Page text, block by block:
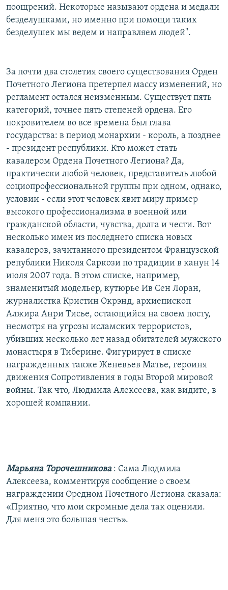
поощрений. Некоторые называют ордена и медали
безделушками, но именно при помощи таких
безделушек мы ведем и направляем людей".
За почти два столетия своего существования Орден
Почетного Легиона претерпел массу изменений, но
регламент остался неизменным. Существует пять
категорий, точнее пять степеней ордена. Его
покровителем во все времена был глава
государства: в период монархии - король, а позднее
- президент республики. Кто может стать
кавалером Ордена Почетного Легиона? Да,
практически любой человек, представитель любой
социопрофессиональной группы при одном, однако,
условии - если этот человек явит миру пример
высокого профессионализма в военной или
гражданской области, чувства, долга и чести. Вот
несколько имен из последнего списка новых
кавалеров, зачитанного президентом Французской
републики Николя Саркози по традиции в канун 14
июля 2007 года. В этом списке, например,
знаменитый модельер, кутюрье Ив Сен Лоран,
журналистка Кристин Окрэнд, архиепископ
Алжира Анри Тисье, остающийся на своем посту,
несмотря на угрозы исламских террористов,
убивших несколько лет назад обитателей мужского
монастыря в Тиберине. Фигурирует в списке
награжденных также Женевьев Матье, героиня
движения Сопротивления в годы Второй мировой
войны. Так что, Людмила Алексеева, как видите, в
хорошей компании.
Марьяна Торочешникова : Сама Людмила
Алексеева, комментируя сообщение о своем
награждении Оредном Почетного Легиона сказала:
«Приятно, что мои скромные дела так оценили.
Для меня это большая честь».